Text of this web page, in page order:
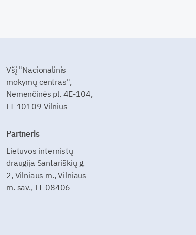
Všį "Nacionalinis
mokymų centras",
Nemenčinės pl. 4E-104,
LT-10109 Vilnius
Partneris
Lietuvos internistų
draugija Santariškių g.
2, Vilniaus m., Vilniaus
m. sav., LT-08406